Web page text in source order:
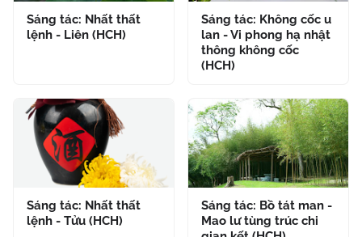
Sáng tác: Nhất thất
lệnh - Liên (HCH)
Sáng tác: Không cốc u
lan - Vi phong hạ nhật
thông không cốc
(HCH)
Sáng tác: Nhất thất
lệnh - Tửu (HCH)
Sáng tác: Bồ tát man -
Mao lư tùng trúc chi